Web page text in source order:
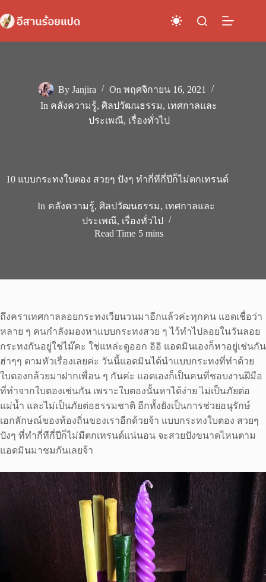
to
content
By Janjira On พฤศจิกายน 16, 2021
In คลังความรู้,ศิลปวัฒนธรรม, เทศกาลและ
ประเพณี, เรื่องทั่วไป
10 แบบกระทงใบตอง สวยๆ ปังๆ ทำกี่ทีกี่ปีก็ไม่ตกเทรนด์
In คลังความรู้, ศิลปวัฒนธรรม, เทศกาลและ
ประเพณี, เรื่องทั่วไป
Read Time 5 mins
ถึงคราเทศกาลลอยกระทงเวียนวนมาอีกแล้วค่ะทุกคน แอดเชื่อว่า
หลาย ๆ คนกำลังมองหาแบบกระทงสวย ๆ ไว้ทำไปลอยในวันลอย
กระทงกันอยู่ใช่ไม๊คะ ใช่แหล่ะดูออก อิอิ แอดมินเองก็หาอยู่เช่นกัน
ฮ่าๆๆ ตามหัวเรื่องเลยค่ะ วันนี้แอดมินได้นำแบบกระทงที่ทำด้วย
ใบตองกล้วยมาฝากเพื่อน ๆ กันค่ะ แอดเองก็เป็นคนที่ชอบงานฝีมือ
ที่ทำจากใบตองเช่นกัน เพราะใบตองนั้นหาได้ง่าย ไม่เป็นภัยต่อ
แม่น้ำ และไม่เป็นภัยต่อธรรมชาติ อีกทั้งยังเป็นการช่วยอนุรักษ์
เอกลักษณ์ของท้องถิ่นของเราอีกด้วยจ้า แบบกระทงใบตอง สวยๆ
ปังๆ ที่ทำกี่ทีกี่ปีก็ไม่มีตกเทรนด์แน่นอน จะสวยปังขนาดไหนตาม
แอดมินมาชมกันเลยจ้า